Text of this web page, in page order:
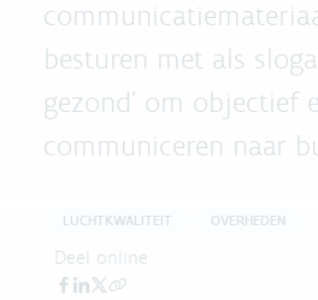
besturen met als
gezond' om objectief
communiceren naar
LUCHTKWALITEIT OVERHEDEN
Deel online